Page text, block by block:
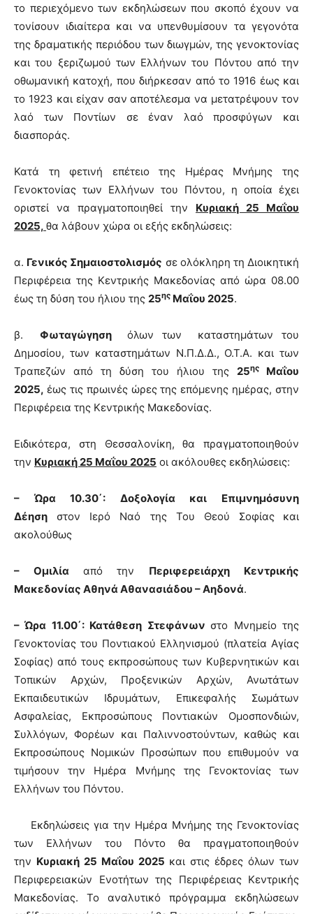
το περιεχόμενο των εκδηλώσεων που σκοπό έχουν να
τονίσουν ιδιαίτερα και να υπενθυμίσουν τα γεγονότα
της δραματικής περιόδου των διωγμών, της γενοκτονίας
και του ξεριζωμού των Ελλήνων του Πόντου από την
οθωμανική κατοχή, που διήρκεσαν από το 1916 έως και
το 1923 και είχαν σαν αποτέλεσμα να μετατρέψουν τον
λαό των Ποντίων σε έναν λαό προσφύγων και
διασποράς.
Κατά τη φετινή επέτειο της Ημέρας Μνήμης της
Γενοκτονίας των Ελλήνων του Πόντου, η οποία έχει
οριστεί να πραγματοποιηθεί την Κυριακή 25 Μαΐου
2025, θα λάβουν χώρα οι εξής εκδηλώσεις:
α. Γενικός Σημαιοστολισμός σε ολόκληρη τη Διοικητική
Περιφέρεια της Κεντρικής Μακεδονίας από ώρα 08.00
έως τη δύση του ήλιου της 25ης Μαΐου 2025.
β. Φωταγώγηση
όλων των καταστημάτων του
Δημοσίου, των καταστημάτων Ν.Π.Δ.Δ., Ο.Τ.Α. και των
Τραπεζών από τη δύση του ήλιου της 25ης
Μαΐου
2025, έως τις πρωινές ώρες της επόμενης ημέρας, στην
Περιφέρεια της Κεντρικής Μακεδονίας.
Ειδικότερα, στη Θεσσαλονίκη, θα πραγματοποιηθούν
την Κυριακή 25 Μαΐου 2025 οι ακόλουθες εκδηλώσεις:
– Ώρα 10.30΄: Δοξολογία και Επιμνημόσυνη
Δέηση στον Ιερό Ναό της Του Θεού Σοφίας
και
ακολούθως
– Ομιλία από την Περιφερειάρχη Κεντρικής
Μακεδονίας Αθηνά Αθανασιάδου – Αηδονά.
– Ώρα 11.00΄: Κατάθεση Στεφάνων στο Μνημείο της
Γενοκτονίας του Ποντιακού Ελληνισμού (πλατεία Αγίας
Σοφίας) από τους εκπροσώπους των Κυβερνητικών και
Τοπικών Αρχών, Προξενικών Αρχών, Ανωτάτων
Εκπαιδευτικών Ιδρυμάτων, Επικεφαλής Σωμάτων
Ασφαλείας, Εκπροσώπους Ποντιακών Ομοσπονδιών,
Συλλόγων, Φορέων και Παλιννοστούντων, καθώς και
Εκπροσώπους Νομικών Προσώπων που επιθυμούν να
τιμήσουν την Ημέρα Μνήμης της Γενοκτονίας των
Ελλήνων του Πόντου.
Εκδηλώσεις για την Ημέρα Μνήμης της Γενοκτονίας
των Ελλήνων του Πόντο θα πραγματοποιηθούν
την Κυριακή 25 Μαΐου 2025 και στις έδρες όλων των
Περιφερειακών Ενοτήτων της Περιφέρειας Κεντρικής
Μακεδονίας. Το αναλυτικό πρόγραμμα εκδηλώσεων